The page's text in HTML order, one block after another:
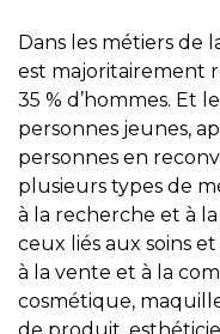
Dans les métiers de
est majoritairement
35 % d’hommes. Et
personnes jeunes,
personnes en
plusieurs types de
à la recherche et à
ceux liés aux soins
à la vente et à la
cosmétique,